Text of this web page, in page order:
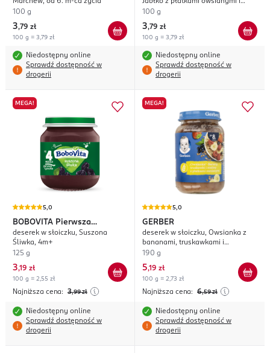
100 g
3,79 zł
100 g = 3,79 zł
Niedostępny online
Sprawdź dostępność w
drogerii
mlekiem, po 6. m-cu życia
100 g
3,79 zł
100 g = 3,79 zł
Niedostępny online
Sprawdź dostępność w
drogerii
MEGA!
5,0
BOBOVITA Pierwsza
łyżeczka
deserek w słoiczku, Suszona
Śliwka, 4m+
125 g
3,19 zł
100 g = 2,55 zł
Najniższa cena: 3,99 zł
Niedostępny online
Sprawdź dostępność w
drogerii
MEGA!
5,0
GERBER
deserek w słoiczku, Owsianka z
bananami, truskawkami i
malinami, po 8. m-cu życia
190 g
5,19 zł
100 g = 2,73 zł
Najniższa cena: 6,59 zł
Niedostępny online
Sprawdź dostępność w
drogerii